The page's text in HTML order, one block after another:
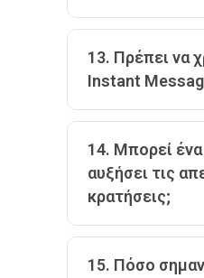
13. Πρέπει να
Instant
14. Μπορεί
αυξήσει τις
κρατήσεις;
15. Πόσο